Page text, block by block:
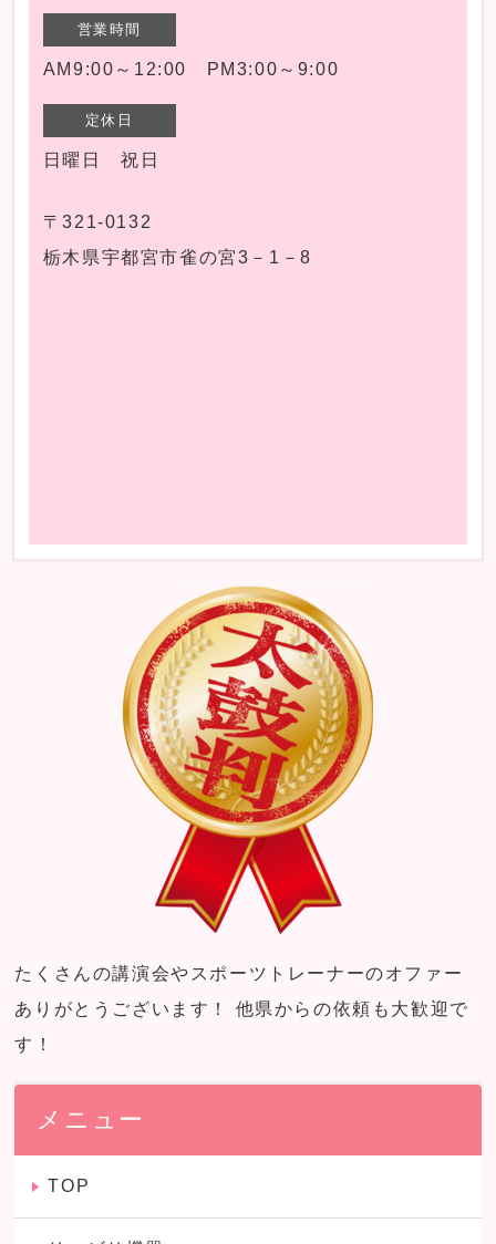
営業時間
AM9:00～12:00 PM3:00～9:00
定休日
日曜日 祝日
〒321-0132
栃木県宇都宮市雀の宮3－1－8
たくさんの講演会やスポーツトレーナーのオファー
ありがとうございます！ 他県からの依頼も大歓迎で
す！
メニュー
TOP